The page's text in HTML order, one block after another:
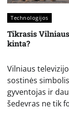
Technologijos
Tikrasis
kinta?
Vilniaus
sostinės
gyventojas ir
šedevras ne tik